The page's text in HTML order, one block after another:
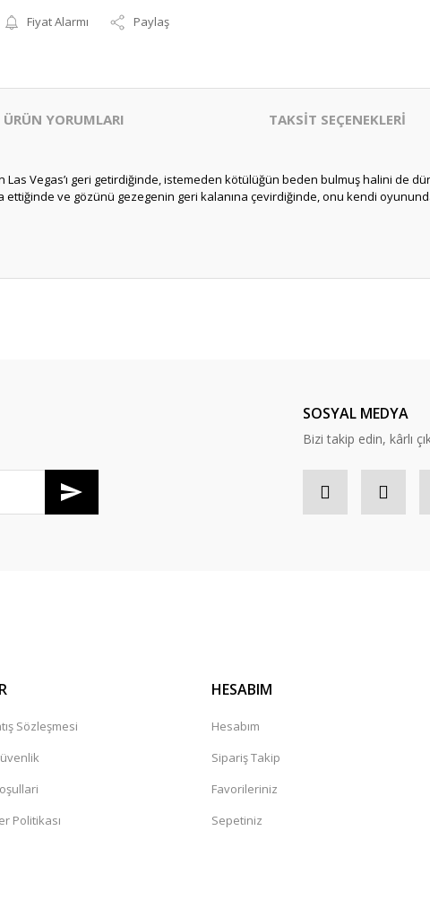
Fiyat Alarmı Paylaş
ÜRÜN YORUMLARI TAKSİT SEÇENEKLERİ
Vegas’ı geri getirdiğinde, istemeden kötülüğün beden bulmuş halini de
ve gözünü gezegenin geri kalanına çevirdiğinde, onu kendi
SOSYAL MEDYA
Bizi takip edin, kârlı
Sözleşmesi
Politikası
HESABIM
Hesabım
Sipariş Takip
Favorileriniz
Sepetiniz